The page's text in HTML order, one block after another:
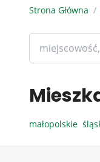
Strona Główna /
małopolskie